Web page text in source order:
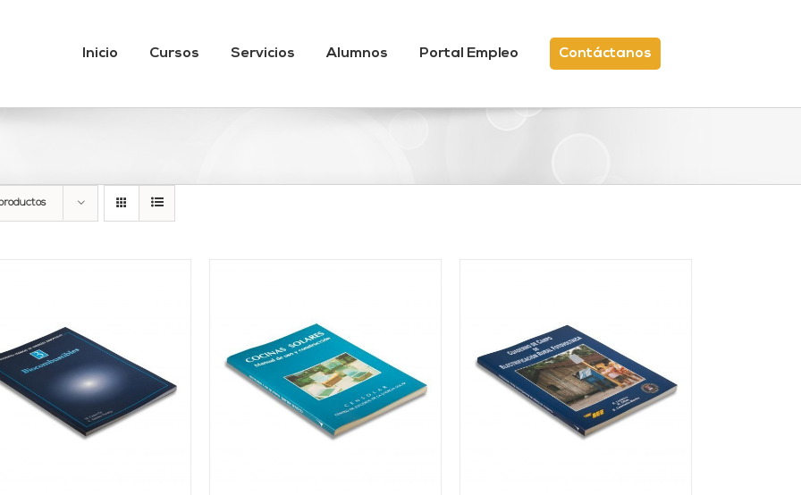
Inicio Cursos Servicios Alumnos Portal Empleo Contáctanos
AÑADIR AL CARRITO
DETALLES
AÑADIR AL CARRITO
DETALLES